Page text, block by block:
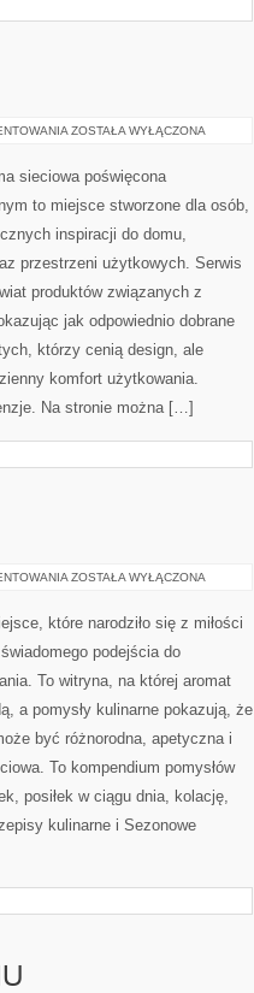
OŚWIETLENIE
ZOSTAŁA WYŁĄCZONA
sieciowa poświęcona
to miejsce stworzone dla osób,
inspiracji do domu,
przestrzeni użytkowych. Serwis
produktów związanych z
jak odpowiednio dobrane
którzy cenią design, ale
komfort użytkowania.
Na stronie można […]
DLA
ZOSTAŁA WYŁĄCZONA
które narodziło się z miłości
podejścia do
To witryna, na której aromat
a pomysły kulinarne pokazują, że
być różnorodna, apetyczna i
To kompendium pomysłów
posiłek w ciągu dnia, kolację,
kulinarne i Sezonowe